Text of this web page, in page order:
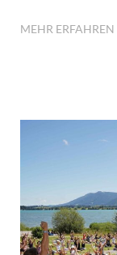
Currie und
Ehrenbrand aus
ihr Wissen und
das Line-up
Breathwork,
Ob dynamische
MEHR ERFAHREN